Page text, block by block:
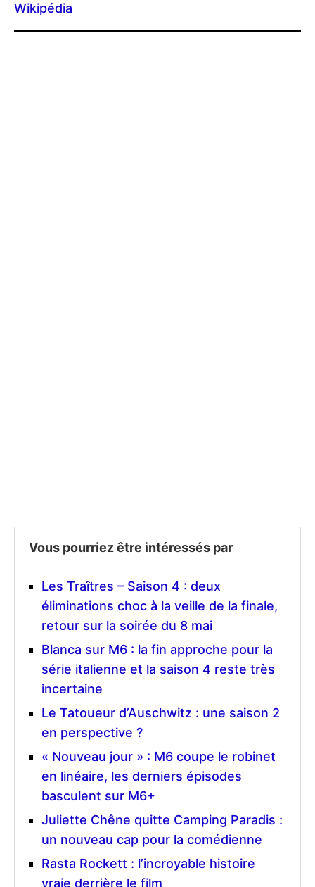
Wikipédia
Vous pourriez être intéressés par
Les Traîtres – Saison 4 : deux
éliminations choc à la veille de la finale,
retour sur la soirée du 8 mai
Blanca sur M6 : la fin approche pour la
série italienne et la saison 4 reste très
incertaine
Le Tatoueur d’Auschwitz : une saison 2
en perspective ?
« Nouveau jour » : M6 coupe le robinet
en linéaire, les derniers épisodes
basculent sur M6+
Juliette Chêne quitte Camping Paradis :
un nouveau cap pour la comédienne
Rasta Rockett : l’incroyable histoire
vraie derrière le film